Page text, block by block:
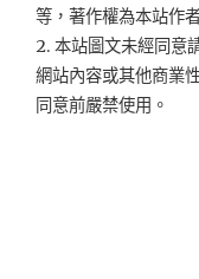
等，著作權為本站作
2. 本站圖文未經同意
網站內容或其他商業
同意前嚴禁使用。